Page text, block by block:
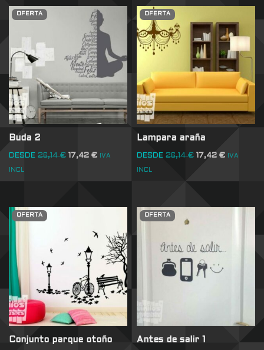
OFERTA
Buda 2
DESDE 26,14€ 17,42 € IVA
INCL
OFERTA
Lampara araña
DESDE 26,14€ 17,42€ IVA
INCL
OFERTA
Conjunto parque otoño
OFERTA
Antes de salir 1